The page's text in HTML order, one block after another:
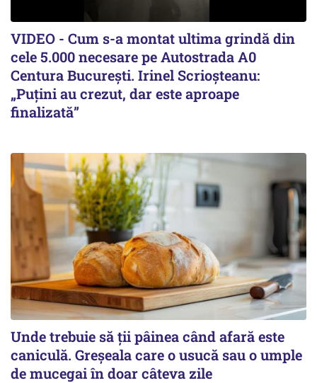
VIDEO - Cum s-a montat ultima grindă din
cele 5.000 necesare pe Autostrada A0
Centura București. Irinel Scrioșteanu:
„Puțini au crezut, dar este aproape
finalizată”
Unde trebuie să ții pâinea când afară este
caniculă. Greșeala care o usucă sau o umple
de mucegai în doar câteva zile